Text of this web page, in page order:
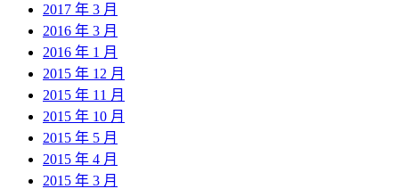
2017 年 3 月
2016 年 3 月
2016 年 1 月
2015 年 12 月
2015 年 11 月
2015 年 10 月
2015 年 5 月
2015 年 4 月
2015 年 3 月